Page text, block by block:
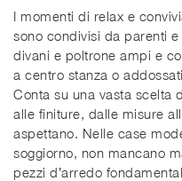
I momenti di relax e
sono condivisi da parenti
divani e poltrone ampi e
a centro stanza o
Conta su una vasta scelta
alle finiture, dalle misure
aspettano. Nelle case
soggiorno, non mancano
pezzi d’arredo